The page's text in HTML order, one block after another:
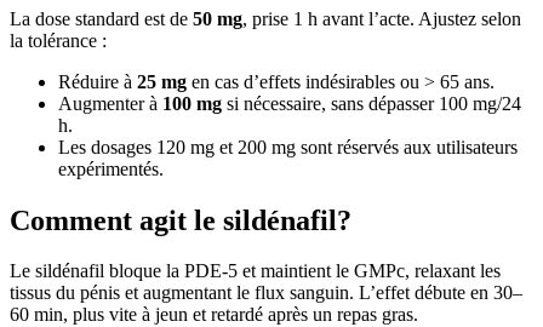
La dose standard est de 50 mg, prise 1 h avant l’acte. Ajustez selon
la tolérance :
Réduire à 25 mg en cas d’effets indésirables ou > 65 ans.
Augmenter à 100 mg si nécessaire, sans dépasser 100 mg/24
h.
Les dosages 120 mg et 200 mg sont réservés aux utilisateurs
expérimentés.
Comment agit le sildénafil?
Le sildénafil bloque la PDE-5 et maintient le GMPc, relaxant les
tissus du pénis et augmentant le flux sanguin. L’effet débute en 30–
60 min, plus vite à jeun et retardé après un repas gras.